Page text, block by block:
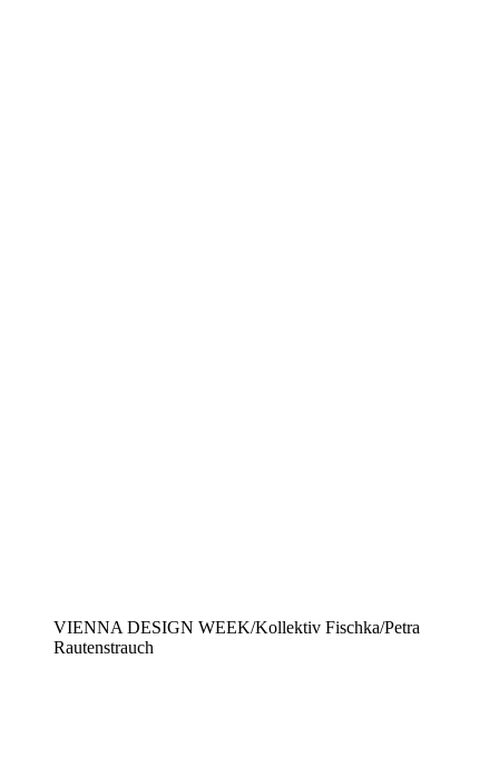
VIENNA DESIGN WEEK/Kollektiv Fischka/Petra
Rautenstrauch